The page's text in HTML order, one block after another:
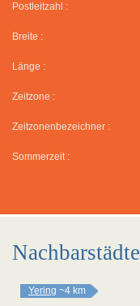
Postleitzahl :
Breite :
Länge :
Zeitzone :
Zeitzonenbezeichner :
Sommerzeit :
Nachbarstädte
Yering ~4 km